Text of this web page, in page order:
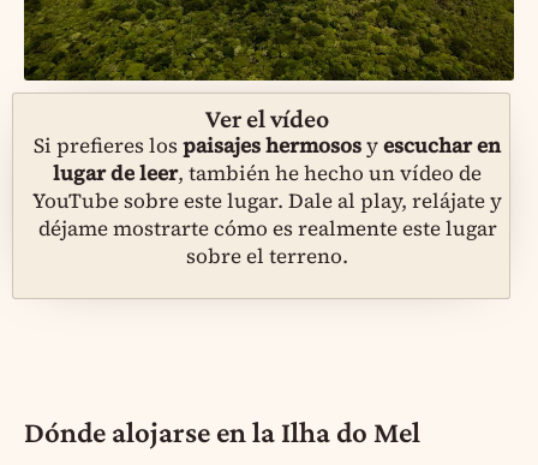
Ver el vídeo
Si prefieres lospaisajes hermososyescuchar en
lugar de leer, también he hecho un vídeo de
YouTube sobre este lugar. Dale al play, relájate y
déjame mostrarte cómo es realmente este lugar
sobre el terreno.
Dónde alojarse en la Ilha do Mel